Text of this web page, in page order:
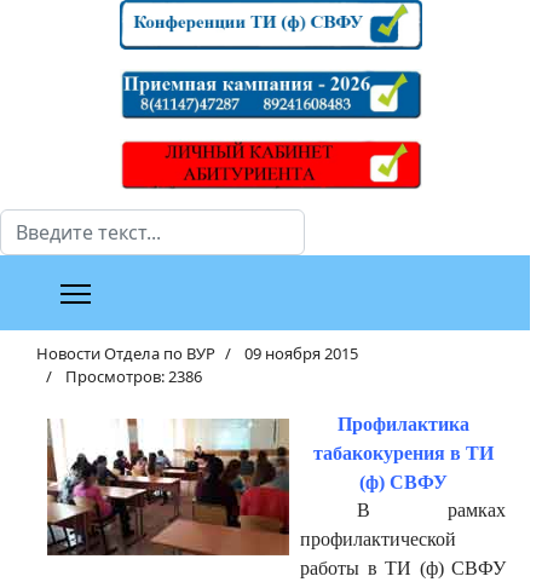
Поиск
Новости Отдела по ВУР
09 ноября 2015
Просмотров: 2386
Профилактика
табакокурения в ТИ
(ф) СВФУ
В рамках
профилактической
работы в ТИ (ф) СВФУ